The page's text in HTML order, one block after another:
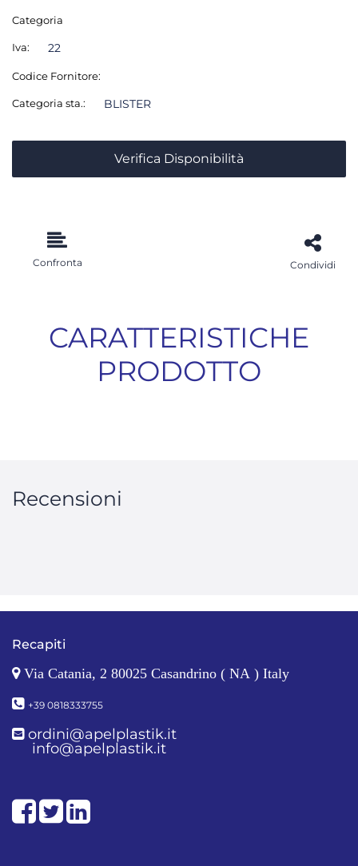
Categoria
Iva: 22
Codice Fornitore:
Categoria sta.: BLISTER
Verifica Disponibilità
Confronta Condividi
CARATTERISTICHE
PRODOTTO
Recensioni
Recapiti
Via Catania, 2 80025 Casandrino ( NA ) Italy
+39 0818333755
ordini@apelplastik.it
info@apelplastik.it
Facebook
TwitterLinkedIn